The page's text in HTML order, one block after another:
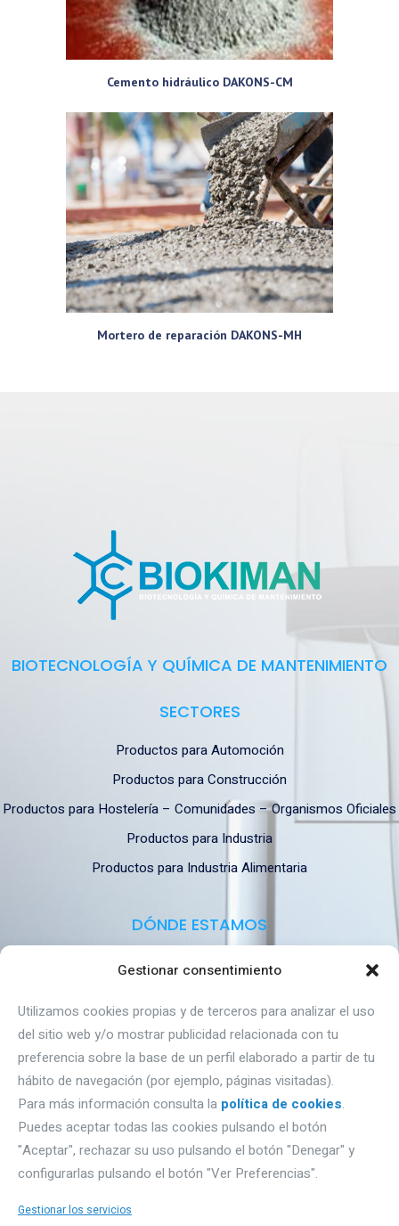
Gestionar consentimiento
Utilizamos cookies propias y de terceros para analizar el uso
del sitio web y/o mostrar publicidad relacionada con tu
preferencia sobre la base de un perfil elaborado a partir de tu
hábito de navegación (por ejemplo, páginas visitadas).
Para más información consulta la política de cookies.
Puedes aceptar todas las cookies pulsando el botón
"Aceptar", rechazar su uso pulsando el botón "Denegar" y
configurarlas pulsando el botón "Ver Preferencias".
Gestionar los servicios
Cemento hidráulico DAKONS-CM
Mortero de reparación DAKONS-MH
BIOTECNOLOGÍA Y QUÍMICA DE MANTENIMIENTO
SECTORES
Productos para Automoción
Productos para Construcción
Productos para Hostelería – Comunidades – Organismos Oficiales
Productos para Industria
Productos para Industria Alimentaria
DÓNDE ESTAMOS
09195 Villagonzalo Pedernales (Burgos).
Email: proquimbur@proquimbur.com
Teléfono. 947203886
PRIVACIDAD
Aviso Legal